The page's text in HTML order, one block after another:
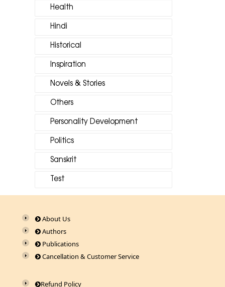
Health
Hindi
Historical
Inspiration
Novels & Stories
Others
Personality Development
Politics
Sanskrit
Test
About Us
Authors
Publications
Cancellation & Customer Service
Refund Policy